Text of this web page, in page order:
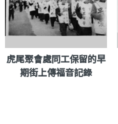
虎尾聚會處同工保留的早
期街上傳福音記錄